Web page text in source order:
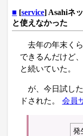
■ [service] Asahiネ
と使えなかった
去年の年末く
できるんだけど
と続いていた。
が、今日試し
ドされた。
会員
発